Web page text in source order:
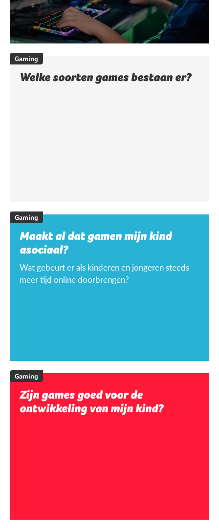
Gaming
Welke soorten games bestaan er?
Gaming
Maakt al dat gamen mijn kind
asociaal?
Wat gebeurt er als kinderen en jongeren steeds
meer tijd online doorbrengen?
Gaming
Zijn games goed voor de
ontwikkeling van mijn kind?